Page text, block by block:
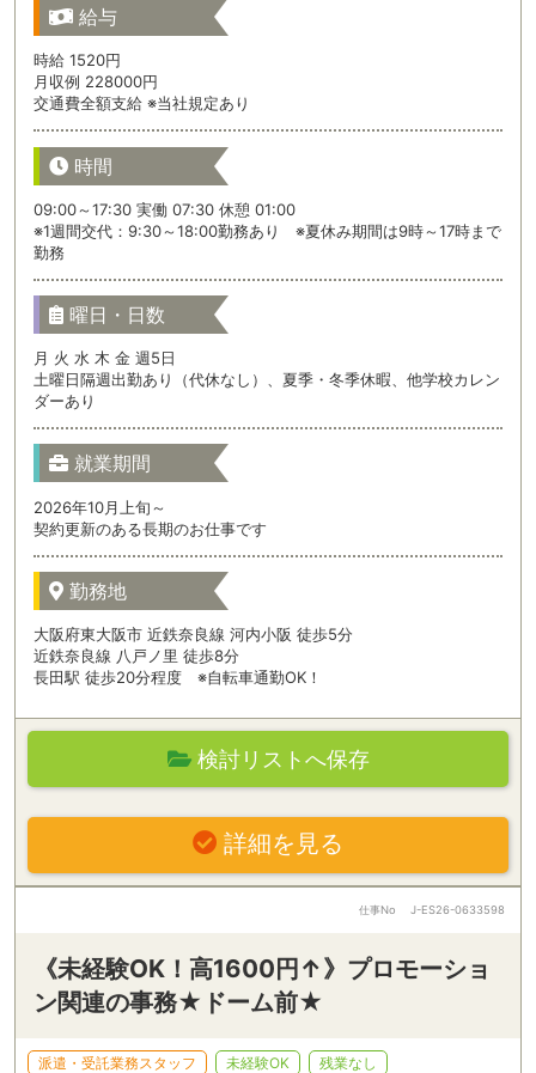
給与
時給 1520円
月収例 228000円
交通費全額支給 ※当社規定あり
時間
09:00～17:30 実働 07:30 休憩 01:00
※1週間交代：9:30～18:00勤務あり ※夏休み期間は9時～17時まで
勤務
曜日・日数
月 火 水 木 金 週5日
土曜日隔週出勤あり（代休なし）、夏季・冬季休暇、他学校カレン
ダーあり
就業期間
2026年10月上旬～
契約更新のある長期のお仕事です
勤務地
大阪府東大阪市 近鉄奈良線 河内小阪 徒歩5分
近鉄奈良線 八戸ノ里 徒歩8分
長田駅 徒歩20分程度 ※自転車通勤OK！
検討リストへ保存
詳細を見る
仕事No J-ES26-0633598
《未経験OK！高1600円↑》プロモーショ
ン関連の事務★ドーム前★
派遣・受託業務スタッフ 未経験OK
残業なし